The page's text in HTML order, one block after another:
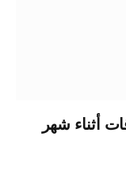
أثناء شهر